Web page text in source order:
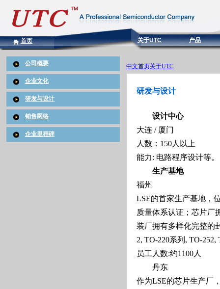
首页 关于UTC 产品
公司概要
企业文化
研发与设计
销售网络
企业里程碑
中文首页关于UTC
研发与设计
设计中心
大连 / 厦门
人数：150人以上
能力: 电路程序设计等。
生产基地
福州
LSE的首家生产基地，
质量体系认证；芯片厂
装厂拥有多样化完整的
2, TO-220系列, TO-
员工人数:约1100人
丹东
作为LSE的芯片生产厂